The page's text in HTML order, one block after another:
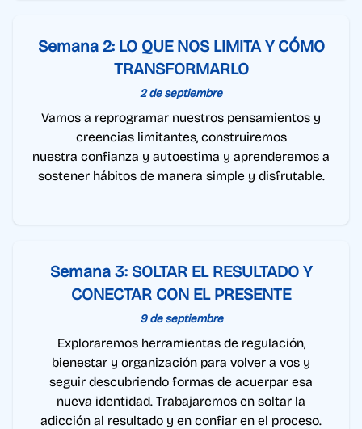
Semana 2: LO QUE NOS LIMITA Y CÓMO
TRANSFORMARLO
2 de septiembre
Vamos a reprogramar nuestros pensamientos y
creencias limitantes, construiremos
nuestra confianza y autoestima y aprenderemos a
sostener hábitos de manera simple y disfrutable.
Semana 3: SOLTAR EL RESULTADO Y
CONECTAR CON EL PRESENTE
9 de septiembre
Exploraremos herramientas de regulación,
bienestar y organización para volver a vos y
seguir descubriendo formas de acuerpar esa
nueva identidad. Trabajaremos en soltar la
adicción al resultado y en confiar en el proceso.